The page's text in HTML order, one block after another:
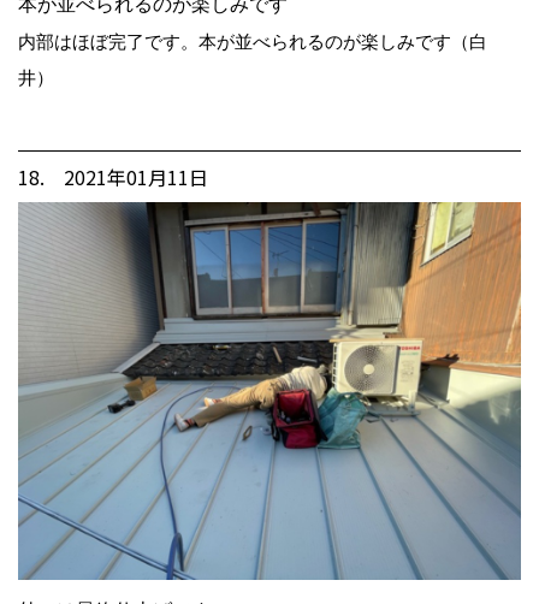
本が並べられるのが楽しみです
内部はほぼ完了です。本が並べられるのが楽しみです（白
井）
18. 2021年01月11日